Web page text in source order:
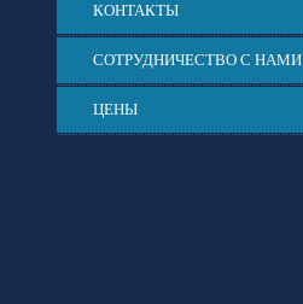
КОНТАКТЫ
СОТРУДНИЧЕСТВО С НАМИ
ЦЕНЫ